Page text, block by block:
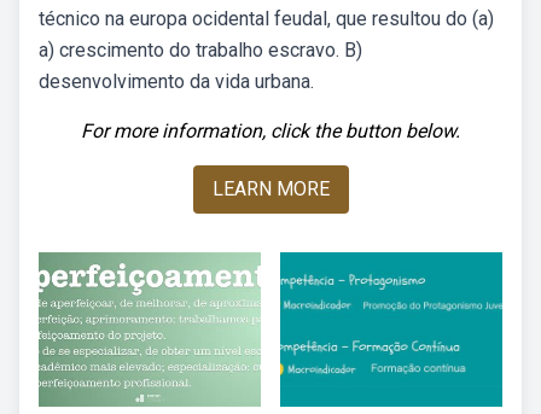
técnico na europa ocidental feudal, que resultou do (a)
a) crescimento do trabalho escravo. B)
desenvolvimento da vida urbana.
For more information, click the button below.
LEARN MORE